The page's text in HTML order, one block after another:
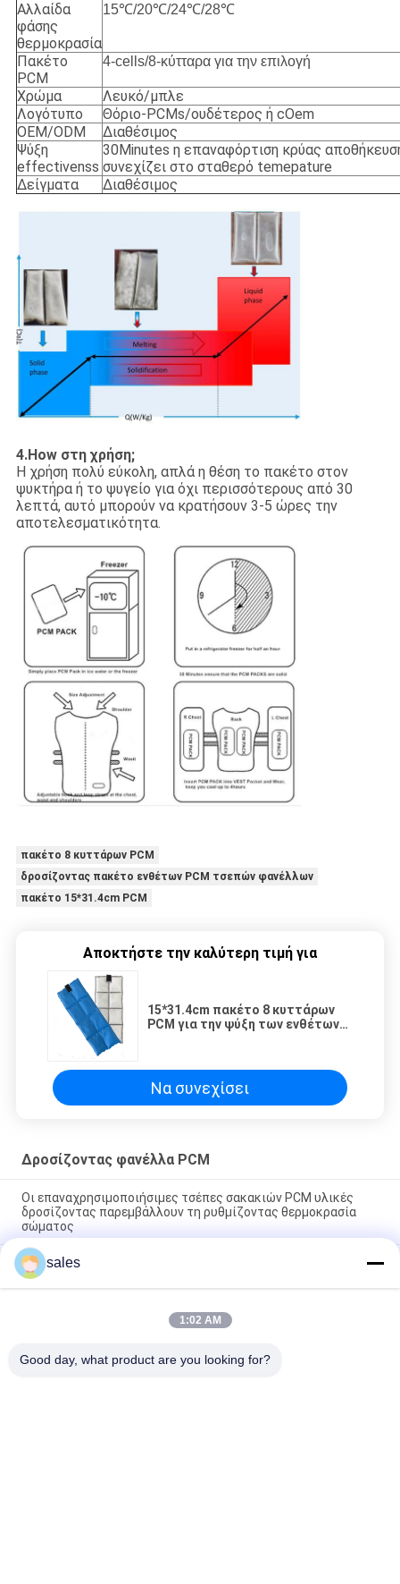
Αλλαίδα
φάσης
θερμοκρασία
15℃/20℃/24℃/28℃
Πακέτο
PCM
4-cells/8-κύτταρα για την επιλογή
Χρώμα
Λευκό/μπλε
Λογότυπο
Θόριο-PCMs/ουδέτερος ή cOem
OEM/ODM
Διαθέσιμος
Ψύξη
effectivenss
30Minutes η επαναφόρτιση κρύας
συνεχίζει στο σταθερό temepature
Δείγματα
Διαθέσιμος
4.How στη χρήση;
Η χρήση πολύ εύκολη, απλά η θέση το πακέτο στον
ψυκτήρα ή το ψυγείο για όχι περισσότερους από 30
λεπτά, αυτό μπορούν να κρατήσουν 3-5 ώρες την
αποτελεσματικότητα.
πακέτο 8 κυττάρων PCM
δροσίζοντας πακέτο ενθέτων PCM τσεπών φανέλλων
πακέτο 15*31.4cm PCM
Αποκτήστε την καλύτερη τιμή για
15*31.4cm πακέτο 8 κυττάρων
PCM για την ψύξη των ενθέτων
Να συνεχίσει
Δροσίζοντας φανέλλα PCM
Οι επαναχρησιμοποιήσιμες τσέπες σακακιών PCM υλικές
δροσίζοντας παρεμβάλλουν τη ρυθμίζοντας θερμοκρασία
σώματος
20℃/δροσίζοντας φανέλλα 8 υγρασίας PCM 68f υψηλή
πακέτο κυττάρων
350g δροσίζοντας σακάκια που ρυθμίζουν τις σακούλες
θερμοκρασίας σώματος PCM στις σκληρές συνθήκες
sales
1:02 AM
Good day, what product are you looking for?